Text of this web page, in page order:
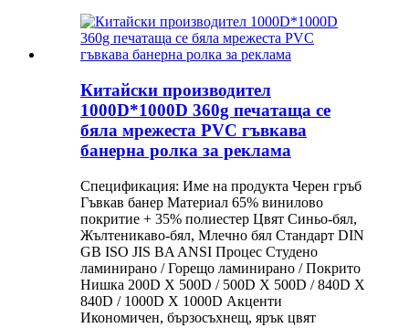
Китайски производител
1000D*1000D 360g печатаща се
бяла мрежеста PVC гъвкава
банерна ролка за реклама
Спецификация: Име на продукта Черен гръб
Гъвкав банер Материал 65% винилово
покритие + 35% полиестер Цвят Синьо-бял,
Жълтеникаво-бял, Млечно бял Стандарт DIN
GB ISO JIS BA ANSI Процес Студено
ламинирано / Горещо ламинирано / Покрито
Нишка 200D X 500D / 500D X 500D / 840D X
840D / 1000D X 1000D Акценти
Икономичен, бързосъхнещ, ярък цвят